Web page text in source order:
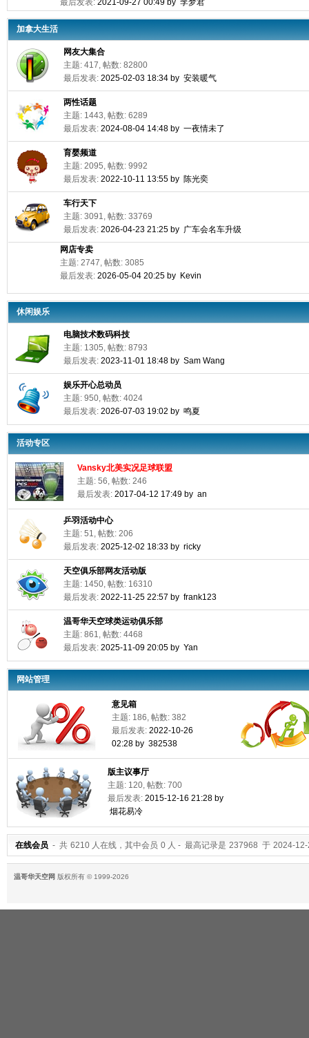
最后发表: 2021-09-27 00:49 by 李梦君
加拿大生活
网友大集合
主题: 417, 帖数: 82800
最后发表: 2025-02-03 18:34 by 安装暖气
两性话题
主题: 1443, 帖数: 6289
最后发表: 2024-08-04 14:48 by 一夜情未了
育婴频道
主题: 2095, 帖数: 9992
最后发表: 2022-10-11 13:55 by 陈光奕
车行天下
主题: 3091, 帖数: 33769
最后发表: 2026-04-23 21:25 by 广车会名车升级
网店专卖
主题: 2747, 帖数: 3085
最后发表: 2026-05-04 20:25 by Kevin
休闲娱乐
电脑技术数码科技
主题: 1305, 帖数: 8793
最后发表: 2023-11-01 18:48 by Sam Wang
娱乐开心总动员
主题: 950, 帖数: 4024
最后发表: 2026-07-03 19:02 by 鸣夏
活动专区
Vansky北美实况足球联盟
主题: 56, 帖数: 246
最后发表: 2017-04-12 17:49 by an
乒羽活动中心
主题: 51, 帖数: 206
最后发表: 2025-12-02 18:33 by ricky
天空俱乐部网友活动版
主题: 1450, 帖数: 16310
最后发表: 2022-11-25 22:57 by frank123
温哥华天空球类运动俱乐部
主题: 861, 帖数: 4468
最后发表: 2025-11-09 20:05 by Yan
网站管理
意见箱
主题: 186, 帖数: 382
最后发表: 2022-10-26
02:28 by 382538
版主议事厅
主题: 120, 帖数: 700
最后发表: 2015-12-16 21:28 by
烟花易冷
在线会员 - 共 6210 人在线，其中会员 0 人 - 最高记录是 237968 于 2024-
温哥华天空网 版权所有 © 1999-2026